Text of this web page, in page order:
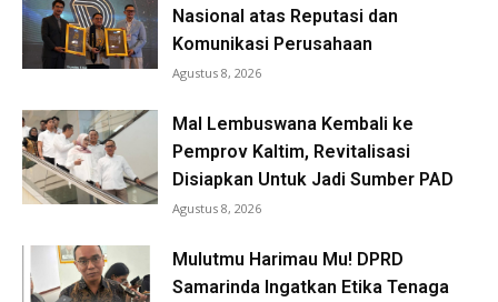
Nasional atas Reputasi dan
Komunikasi Perusahaan
Agustus 8, 2026
Mal Lembuswana Kembali ke
Pemprov Kaltim, Revitalisasi
Disiapkan Untuk Jadi Sumber PAD
Agustus 8, 2026
Mulutmu Harimau Mu! DPRD
Samarinda Ingatkan Etika Tenaga